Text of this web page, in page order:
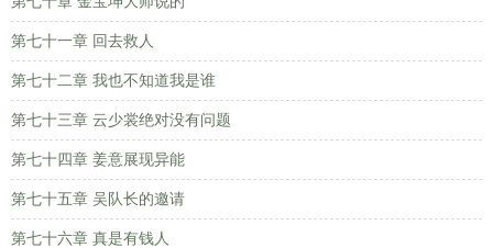
第七十一章 回去救人
第七十二章 我也不知道我是谁
第七十三章 云少裳绝对没有问题
第七十四章 姜意展现异能
第七十五章 吴队长的邀请
第七十六章 真是有钱人